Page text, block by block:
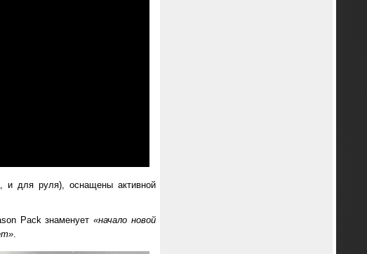
и для руля), оснащены активной
Pack знаменует «начало новой
.